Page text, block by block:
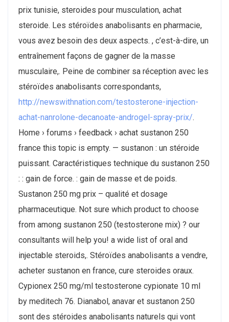
prix tunisie, steroides pour musculation, achat
steroide. Les stéroïdes anabolisants en pharmacie,
vous avez besoin des deux aspects. , c’est-à-dire, un
entraînement façons de gagner de la masse
musculaire,. Peine de combiner sa réception avec les
stéroïdes anabolisants correspondants,
http://newswithnation.com/testosterone-injection-
achat-nanrolone-decanoate-androgel-spray-prix/.
Home › forums › feedback › achat sustanon 250
france this topic is empty. — sustanon : un stéroide
puissant. Caractéristiques technique du sustanon 250
: : gain de force. : gain de masse et de poids.
Sustanon 250 mg prix – qualité et dosage
pharmaceutique. Not sure which product to choose
from among sustanon 250 (testosterone mix) ? our
consultants will help you! a wide list of oral and
injectable steroids,. Stéroïdes anabolisants a vendre,
acheter sustanon en france, cure steroides oraux.
Cypionex 250 mg/ml testosterone cypionate 10 ml
by meditech 76. Dianabol, anavar et sustanon 250
sont des stéroides anabolisants naturels qui vont